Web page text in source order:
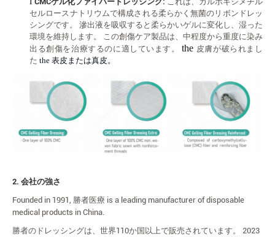
セルロースナトリウムで構成される柔らかく無菌のリボンドレッ
シングです。 滲出液を吸収すると柔らかいゲルに変化し、湿った
環境を維持します。 この創傷ケア製品は、中程度から重度に染み
出る創傷を治療するのに適しています。the 皮膚が破られまし
た the 表皮または真皮。
2. 会社の強さ
Founded in 1991, 勝者医療 is a leading manufacturer of disposable
medical products in China.
勝者のドレッシングは、世界110か国以上で販売されています。 2023